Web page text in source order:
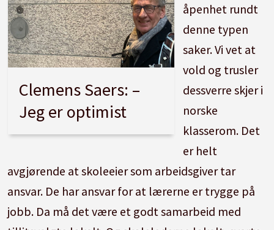
Clemens Saers: –
Jeg er optimist
åpenhet rundt
denne typen
saker. Vi vet at
vold og trusler
dessverre skjer i
norske
klasserom. Det
er helt
avgjørende at skoleeier som arbeidsgiver tar
ansvar. De har ansvar for at lærerne er trygge på
jobb. Da må det være et godt samarbeid med